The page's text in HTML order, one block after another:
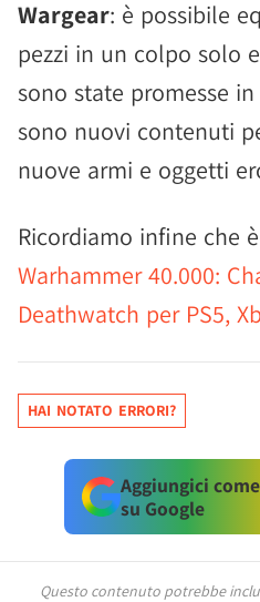
Wargear: è possibile
pezzi in un colpo solo
sono state promesse
sono nuovi contenuti
nuove armi e oggetti
Ricordiamo infine che
Warhammer 40.000:
Deathwatch per PS5,
HAI NOTATO ERRORI?
Aggiungici
su Google
Questo contenuto potrebbe